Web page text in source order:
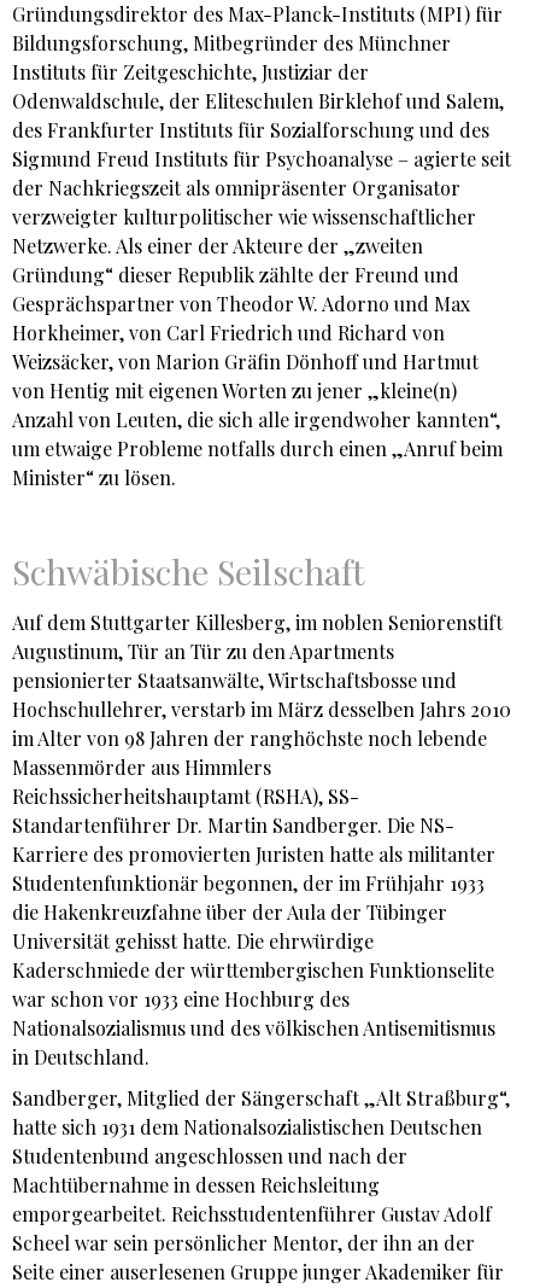
Gründungsdirektor des Max-Planck-Instituts (MPI) für
Bildungsforschung, Mitbegründer des Münchner
Instituts für Zeitgeschichte, Justiziar der
Odenwaldschule, der Eliteschulen Birklehof und Salem,
des Frankfurter Instituts für Sozialforschung und des
Sigmund Freud Instituts für Psychoanalyse – agierte seit
der Nachkriegszeit als omnipräsenter Organisator
verzweigter kulturpolitischer wie wissenschaftlicher
Netzwerke. Als einer der Akteure der „zweiten
Gründung“ dieser Republik zählte der Freund und
Gesprächspartner von Theodor W. Adorno und Max
Horkheimer, von Carl Friedrich und Richard von
Weizsäcker, von Marion Gräfin Dönhoff und Hartmut
von Hentig mit eigenen Worten zu jener „kleine(n)
Anzahl von Leuten, die sich alle irgendwoher kannten“,
um etwaige Probleme notfalls durch einen „Anruf beim
Minister“ zu lösen.
Schwäbische Seilschaft
Auf dem Stuttgarter Killesberg, im noblen Seniorenstift
Augustinum, Tür an Tür zu den Apartments
pensionierter Staatsanwälte, Wirtschaftsbosse und
Hochschullehrer, verstarb im März desselben Jahrs 2010
im Alter von 98 Jahren der ranghöchste noch lebende
Massenmörder aus Himmlers
Reichssicherheitshauptamt (RSHA), SS-
Standartenführer Dr. Martin Sandberger. Die NS-
Karriere des promovierten Juristen hatte als militanter
Studentenfunktionär begonnen, der im Frühjahr 1933
die Hakenkreuzfahne über der Aula der Tübinger
Universität gehisst hatte. Die ehrwürdige
Kaderschmiede der württembergischen Funktionselite
war schon vor 1933 eine Hochburg des
Nationalsozialismus und des völkischen Antisemitismus
in Deutschland.
Sandberger, Mitglied der Sängerschaft „Alt Straßburg“,
hatte sich 1931 dem Nationalsozialistischen Deutschen
Studentenbund angeschlossen und nach der
Machtübernahme in dessen Reichsleitung
emporgearbeitet. Reichsstudentenführer Gustav Adolf
Scheel war sein persönlicher Mentor, der ihn an der
Seite einer auserlesenen Gruppe junger Akademiker für